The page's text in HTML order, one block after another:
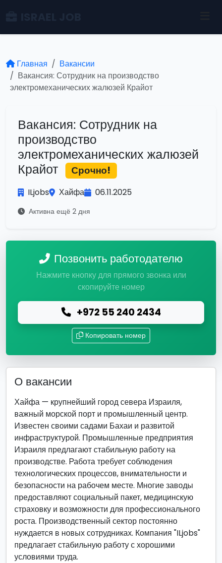
Главная
Вакансии
Вакансия: Сотрудник на производство
электромеханических жалюзей Крайот
Вакансия: Сотрудник на
производство
электромеханических жалюзей
Крайот
Срочно!
ILjobs Хайфа 06.11.2025
Активна ещё 2 дня
Позвонить работодателю
Нажмите кнопку для прямого звонка или
скопируйте номер
+972 55 240 2434
Копировать номер
О вакансии
Хайфа — крупнейший город севера Израиля,
важный морской порт и промышленный центр.
Известен своими садами Бахаи и развитой
инфраструктурой. Промышленные предприятия
Израиля предлагают стабильную работу на
производстве. Работа требует соблюдения
технологических процессов, внимательности и
безопасности на рабочем месте. Многие заводы
предоставляют социальный пакет, медицинскую
страховку и возможности для профессионального
роста. Производственный сектор постоянно
нуждается в новых сотрудниках. Компания "ILjobs"
предлагает стабильную работу с хорошими
условиями труда.